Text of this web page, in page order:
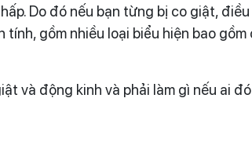
Do đó nếu bạn từng bị co giật,
tính, gồm nhiều loại biểu hiện bao
và động kinh và phải làm gì nếu ai